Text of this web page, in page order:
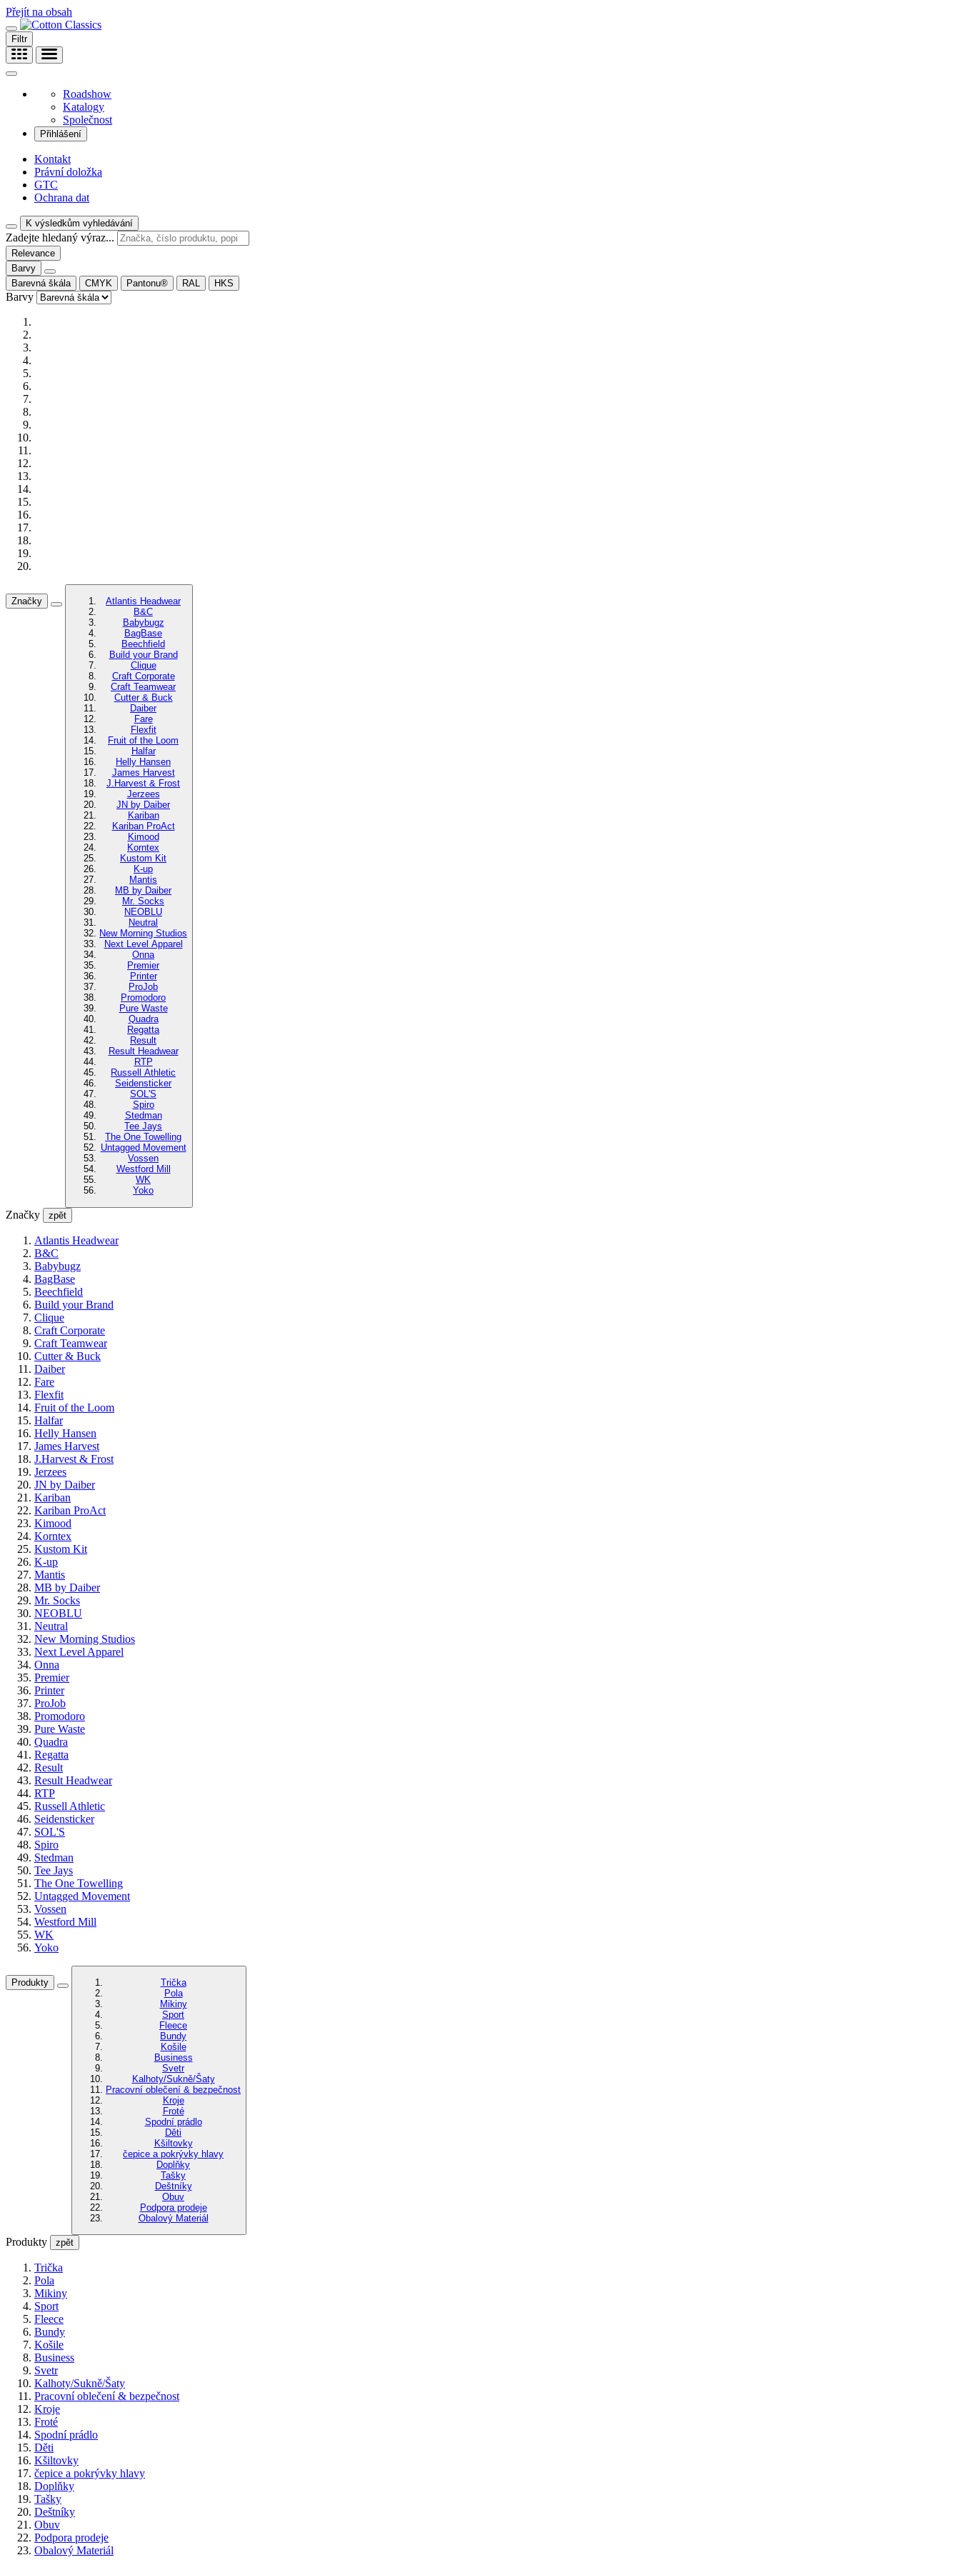
Přejít na obsah
Filtr
Roadshow
Katalogy
Společnost
Přihlášení
Kontakt
Právní doložka
GTC
Ochrana dat
K výsledkům vyhledávání
Zadejte hledaný výraz...
Relevance
Barvy
Barevná škála
CMYK Pantonu® RAL HKS
Barvy
Značky
Atlantis Headwear
B&C
Babybugz
BagBase
Beechfield
Build your Brand
Clique
Craft Corporate
Craft Teamwear
Cutter & Buck
Daiber
Fare
Flexfit
Fruit of the Loom
Halfar
Helly Hansen
James Harvest
J.Harvest & Frost
Jerzees
JN by Daiber
Kariban
Kariban ProAct
Kimood
Korntex
Kustom Kit
K-up
Mantis
MB by Daiber
Mr. Socks
NEOBLU
Neutral
New Morning Studios
Next Level Apparel
Onna
Premier
Printer
ProJob
Promodoro
Pure Waste
Quadra
Regatta
Result
Result Headwear
RTP
Russell Athletic
Seidensticker
SOL'S
Spiro
Stedman
Tee Jays
The One Towelling
Untagged Movement
Vossen
Westford Mill
WK
Yoko
Značky zpět
Atlantis Headwear
B&C
Babybugz
BagBase
Beechfield
Build your Brand
Clique
Craft Corporate
Craft Teamwear
Cutter & Buck
Daiber
Fare
Flexfit
Fruit of the Loom
Halfar
Helly Hansen
James Harvest
J.Harvest & Frost
Jerzees
JN by Daiber
Kariban
Kariban ProAct
Kimood
Korntex
Kustom Kit
K-up
Mantis
MB by Daiber
Mr. Socks
NEOBLU
Neutral
New Morning Studios
Next Level Apparel
Onna
Premier
Printer
ProJob
Promodoro
Pure Waste
Quadra
Regatta
Result
Result Headwear
RTP
Russell Athletic
Seidensticker
SOL'S
Spiro
Stedman
Tee Jays
The One Towelling
Untagged Movement
Vossen
Westford Mill
WK
Yoko
Produkty
Trička
Pola
Mikiny
Sport
Fleece
Bundy
Košile
Business
Svetr
Kalhoty/Sukně/Šaty
Pracovní oblečení & bezpečnost
Kroje
Froté
Spodní prádlo
Děti
Kšiltovky
čepice a pokrývky hlavy
Doplňky
Tašky
Deštníky
Obuv
Podpora prodeje
Obalový Materiál
Produkty zpět
Trička
Pola
Mikiny
Sport
Fleece
Bundy
Košile
Business
Svetr
Kalhoty/Sukně/Šaty
Pracovní oblečení & bezpečnost
Kroje
Froté
Spodní prádlo
Děti
Kšiltovky
čepice a pokrývky hlavy
Doplňky
Tašky
Deštníky
Obuv
Podpora prodeje
Obalový Materiál